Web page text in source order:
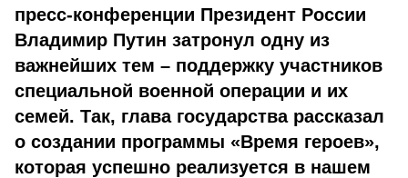
пресс-конференции Президент России
Владимир Путин затронул одну из
важнейших тем – поддержку участников
специальной военной операции и их
семей. Так, глава государства рассказал
о создании программы «Время героев»,
которая успешно реализуется в нашем